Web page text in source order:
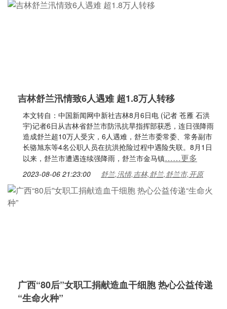
吉林舒兰汛情致6人遇难 超1.8万人转移
本文转自：中国新闻网中新社吉林8月6日电 (记者 苍雁 石洪
宇)记者6日从吉林省舒兰市防汛抗旱指挥部获悉，连日强降雨
造成舒兰超10万人受灾，6人遇难，舒兰市委常委、常务副市
长骆旭东等4名公职人员在抗洪抢险过程中遇险失联。8月1日
以来，舒兰市遭遇连续强降雨，舒兰市金马镇……更多
2023-08-06 21:23:00 舒兰,汛情,吉林,舒兰,舒兰市,开原
广西“80后”女职工捐献造血干细胞 热心公益传递
“生命火种”